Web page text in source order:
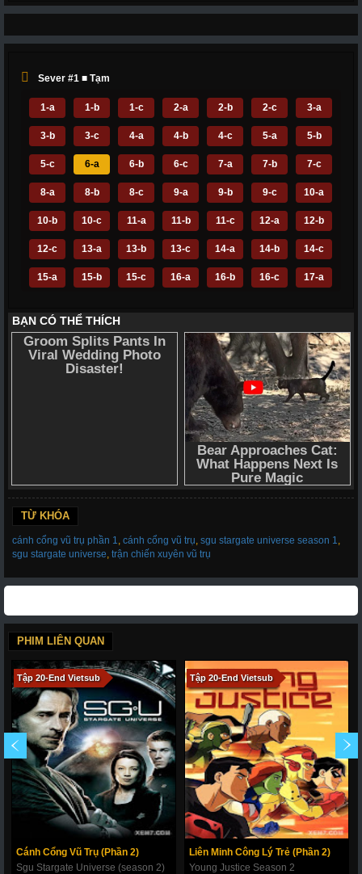
Sever #1 ■ Tạm
1-a 1-b 1-c 2-a 2-b 2-c 3-a
3-b 3-c 4-a 4-b 4-c 5-a 5-b
5-c 6-a 6-b 6-c 7-a 7-b 7-c
8-a 8-b 8-c 9-a 9-b 9-c 10-a
10-b 10-c 11-a 11-b 11-c 12-a 12-b
12-c 13-a 13-b 13-c 14-a 14-b 14-c
15-a 15-b 15-c 16-a 16-b 16-c 17-a
19-c 20-a - Tập Cuối 20-b 20-c
TỪ KHÓA
cánh cổng vũ trụ phần 1 cánh cổng vũ trụ sgu stargate universe season 1
sgu stargate universe trận chiến xuyên vũ trụ
PHIM LIÊN QUAN
Tập 20-End Vietsub
Cánh Cổng Vũ Trụ (Phần 2)
Sgu Stargate Universe (season 2)
Tập 20-End Vietsub
Liên Minh Công Lý Trẻ (Phần 2)
Young Justice Season 2